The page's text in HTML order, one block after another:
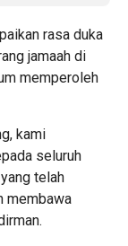
rasa duka
jamaah di
memperoleh
kami
seluruh
telah
membawa